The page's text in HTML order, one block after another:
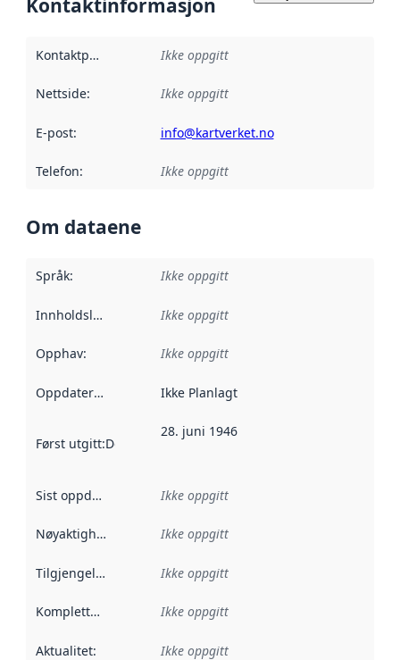
Kontaktinformasjon
Kontaktpunkt Ikke oppgitt
Nettside: Ikke oppgitt
E-post: info@kartverket.no
Telefon: Ikke oppgitt
Om dataene
Språk: Ikke oppgitt
Innholdsleverandører :
Ikke oppgitt
Opphav: Ikke oppgitt
Oppdateringsfrekvens :
Ikke Planlagt
Først utgitt:Denne datoen sier når dataene i dette
28. juni 1946
Sist oppdatert Ikke oppgitt
Nøyaktighet Ikke oppgitt
Tilgjengelighet Ikke oppgitt
Kompletthet Ikke oppgitt
Aktualitet: Ikke oppgitt